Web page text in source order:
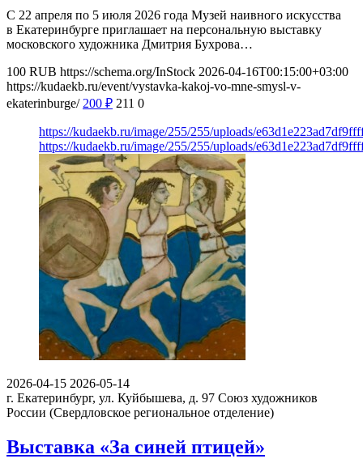
С 22 апреля по 5 июля 2026 года Музей наивного искусства
в Екатеринбурге приглашает на персональную выставку
московского художника Дмитрия Бухрова…
100 RUB https://schema.org/InStock 2026-04-16T00:15:00+03:00
https://kudaekb.ru/event/vystavka-kakoj-vo-mne-smysl-v-
ekaterinburge/ 200 ₽ 211 0
https://kudaekb.ru/image/255/255/uploads/
https://kudaekb.ru/image/255/255/uploads/
2026-04-15 2026-05-14
г. Екатеринбург, ул. Куйбышева, д. 97 Союз художников
России (Свердловское региональное отделение)
Выставка «За синей птицей»